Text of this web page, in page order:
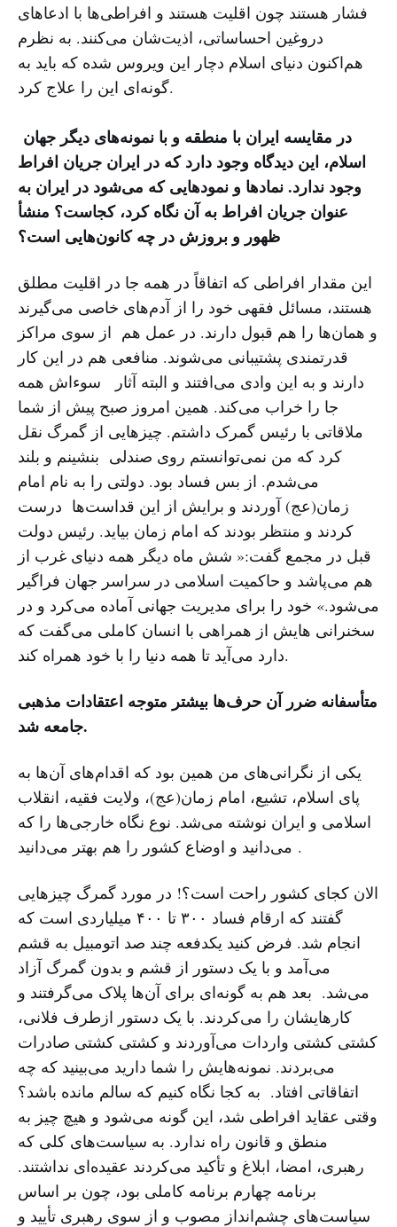
فشار هستند چون اقلیت هستند و افراطی‌ها با ادعاهای
دروغین احساساتی، اذیت‌شان می‌کنند. به نظرم
هم‌اکنون دنیای اسلام دچار این ویروس شده که باید به
گونه‌ای این را علاج کرد.
اسلام، این دیدگاه وجود دارد که در ایران جریان افراط
وجود ندارد. نمادها و نمودهایی که می‌شود در ایران به
عنوان جریان افراط به آن نگاه کرد، کجاست؟ منشأ
ظهور و بروزش در چه کانون‌هایی است؟
این مقدار افراطی که اتفاقاً در همه جا در اقلیت مطلق
هستند، مسائل فقهی خود را از آدم‌های خاصی می‌گیرند
و همان‌ها را هم قبول دارند. در عمل هم از سوی مراکز
قدرتمندی پشتیبانی می‌شوند. منافعی هم در این کار
دارند و به این وادی می‌افتند و البته آثار سوء‌اش همه
جا را خراب می‌کند. همین امروز صبح پیش از شما
ملاقاتی با رئیس گمرک داشتم. چیزهایی از گمرگ نقل
کرد که من نمی‌توانستم روی صندلی بنشینم و بلند
می‌شدم. از بس فساد بود. دولتی را به نام امام
زمان(عج) آوردند و برایش از این قداست‌ها درست
کردند و منتظر بودند که امام زمان بیاید. رئیس دولت
قبل در مجمع گفت:« شش ماه دیگر همه دنیای غرب از
هم می‌پاشد و حاکمیت اسلامی در سراسر جهان فراگیر
می‌شود.» خود را برای مدیریت جهانی آماده می‌کرد و در
سخنرانی هایش از همراهی با انسان کاملی می‌گفت که
دارد می‌آید تا همه دنیا را با خود همراه کند.
متأسفانه ضرر آن حرف‌ها بیشتر متوجه اعتقادات مذهبی
جامعه شد.
یکی از نگرانی‌های من همین بود که اقدام‌های آن‌ها به
پای اسلام، تشیع، امام زمان(عج)، ولایت فقیه، انقلاب
اسلامی و ایران نوشته می‌شد. نوع نگاه خارجی‌ها را که
می‌دانید و اوضاع کشور را هم بهتر می‌دانید.
الان کجای کشور راحت است؟! در مورد گمرگ چیزهایی
گفتند که ارقام فساد ۳۰۰ تا ۴۰۰ میلیاردی است که
انجام شد. فرض کنید یکدفعه چند صد اتومبیل به قشم
می‌آمد و با یک دستور از قشم و بدون گمرگ آزاد
می‌شد. بعد هم به گونه‌ای برای آن‌ها پلاک می‌گرفتند و
کارهایشان را می‌کردند. با یک دستور ازطرف فلانی،
کشتی کشتی واردات می‌آوردند و کشتی کشتی صادرات
می‌بردند. نمونه‌هایش را شما دارید می‌بینید که چه
اتفاقاتی افتاد. به کجا نگاه کنیم که سالم مانده باشد؟
وقتی عقاید افراطی شد، این گونه می‌شود و هیچ چیز به
منطق و قانون راه ندارد. به سیاست‌های کلی که
رهبری، امضا، ابلاغ و تأکید می‌کردند عقیده‌ای نداشتند.
برنامه چهارم برنامه کاملی بود، چون بر اساس
سیاست‌های چشم‌انداز مصوب و از سوی رهبری تأیید و